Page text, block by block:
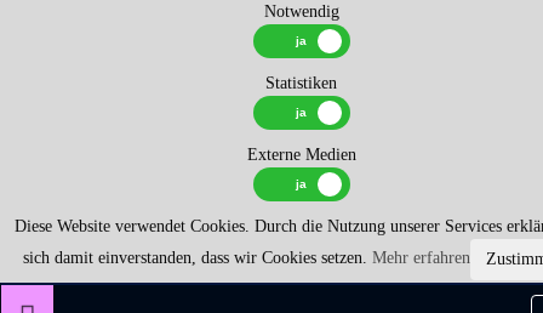
Notwendig
Statistiken
Externe Medien
Diese Website verwendet Cookies. Durch die Nutzung unserer Services
sich damit einverstanden, dass wir Cookies setzen. Mehr erfahren